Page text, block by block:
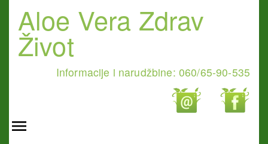
Aloe Vera Zdrav
Život
Informacije i narudžbine: 060/65-90-535